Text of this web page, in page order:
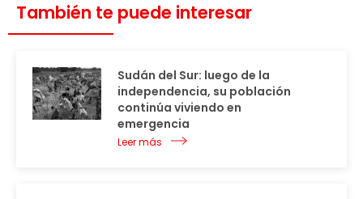
También te puede interesar
Sudán del Sur: luego de la
independencia, su población
continúa viviendo en
emergencia
Leer más